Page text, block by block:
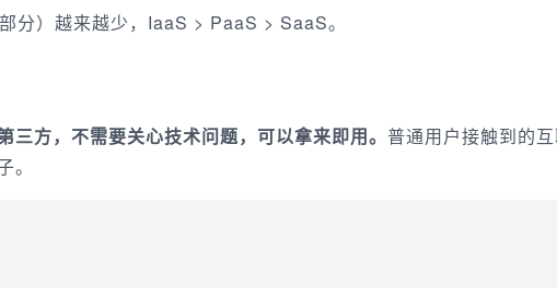
分）越来越少，IaaS > PaaS > SaaS。
方，不需要关心技术问题，可以拿来即用。 普通用户接触到的